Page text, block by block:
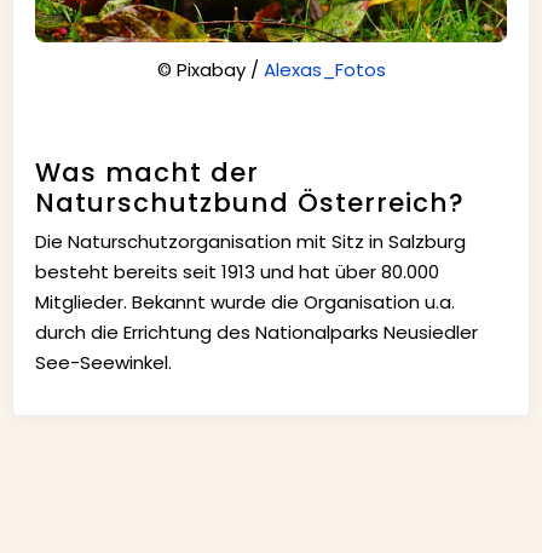
© Pixabay / Alexas_Fotos
Was macht der
Naturschutzbund Österreich?
Die Naturschutzorganisation mit Sitz in Salzburg
besteht bereits seit 1913 und hat über 80.000
Mitglieder. Bekannt wurde die Organisation u.a.
durch die Errichtung des Nationalparks Neusiedler
See-Seewinkel.